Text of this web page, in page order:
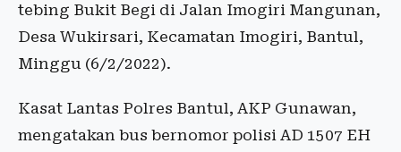
tebing Bukit Begi di Jalan Imogiri Mangunan,
Desa Wukirsari, Kecamatan Imogiri, Bantul,
Minggu (6/2/2022).
Kasat Lantas Polres Bantul, AKP Gunawan,
mengatakan bus bernomor polisi AD 1507 EH